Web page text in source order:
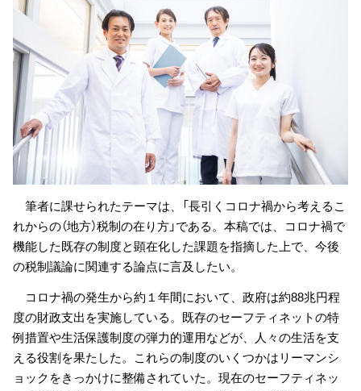
筆者に課せられたテーマは、「長引くコロナ禍から考えるこ
れからの（地方）税制の在り方」である。本稿では、コロナ禍で
機能した既存の制度と顕在化した課題を指摘した上で、今後
の税制議論に関連する論点に言及したい。
コロナ禍の発生から約１年間において、政府は約88兆円程
度の財政支出を実施している。既存のセーフティネットの特
例措置や生活保護制度の弾力的運用などが、人々の生活を支
える役割を果たした。これらの制度のいくつかはリーマンシ
ョックをきっかけに整備されていた。現在のセーフティネッ